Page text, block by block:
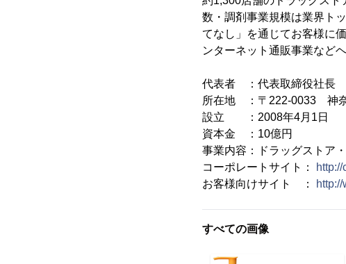
数・調剤事業規模は業界ト
てなし」を通じてお客様に
ンターネット通販事業など
代表者 ：代表取締役社長
所在地 ：〒222-0033 神
設立 ：2008年4月1日
資本金 ：10億円
事業内容：ドラッグストア
コーポレートサイト：
お客様向けサイト ：
すべての画像